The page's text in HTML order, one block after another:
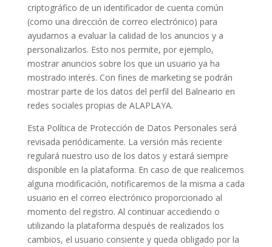
criptográfico de un identificador de cuenta común
(como una dirección de correo electrónico) para
ayudarnos a evaluar la calidad de los anuncios y a
personalizarlos. Esto nos permite, por ejemplo,
mostrar anuncios sobre los que un usuario ya ha
mostrado interés. Con fines de marketing se podrán
mostrar parte de los datos del perfil del Balneario en
redes sociales propias de ALAPLAYA.
Esta Política de Protección de Datos Personales será
revisada periódicamente. La versión más reciente
regulará nuestro uso de los datos y estará siempre
disponible en la plataforma. En caso de que realicemos
alguna modificación, notificaremos de la misma a cada
usuario en el correo electrónico proporcionado al
momento del registro. Al continuar accediendo o
utilizando la plataforma después de realizados los
cambios, el usuario consiente y queda obligado por la